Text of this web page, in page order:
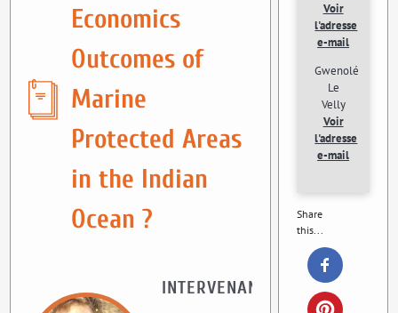
Economics
Outcomes of
Marine
Protected Areas
in the Indian
Ocean ?
INTERVENANT
Voir
l'adresse
e-mail
Gwenolé
Le
Velly
Voir
l'adresse
e-mail
Share
this...